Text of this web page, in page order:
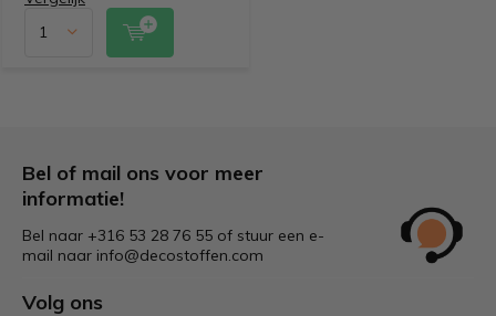
Bel of mail ons voor meer
informatie!
Bel naar +316 53 28 76 55 of stuur een e-
mail naar info@decostoffen.com
Volg ons